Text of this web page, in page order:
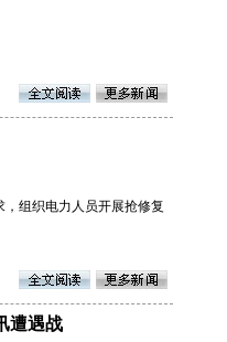
，组织电力人员开展抢修复
遭遇战